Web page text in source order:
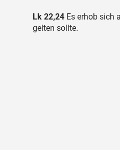
Lk 22,24 Es erhob sich
gelten sollte.